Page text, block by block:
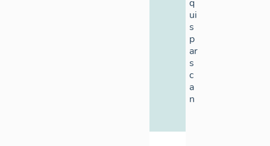
q
ui
s
p
ar
s
c
a
n